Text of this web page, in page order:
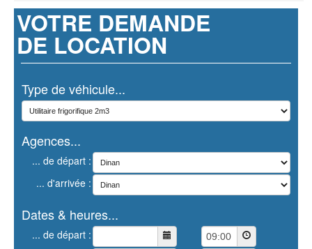
VOTRE DEMANDE
DE LOCATION
Type de véhicule...
Agences...
... de départ :
... d'arrivée :
Dates & heures...
... de départ :